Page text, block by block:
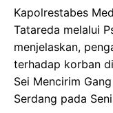
Kapolrestabes
Tatareda melalui
menjelaskan,
terhadap korban
Sei Mencirim
Serdang pada